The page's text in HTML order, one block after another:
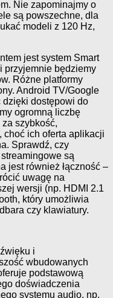
Nie zapominajmy o
są powszechne, dla
modeli z 120 Hz,
jest system Smart
przyjemnie będziemy
Różne platformy
Android TV/Google
dostępowi do
ogromną liczbę
szybkość,
choć ich oferta aplikacji
Sprawdź, czy
są
jest również łączność –
uwagę na
wersji (np. HDMI 2.1
który umożliwia
czy klawiatury.
i
wbudowanych
podstawową
doświadczenia
systemu audio, np.